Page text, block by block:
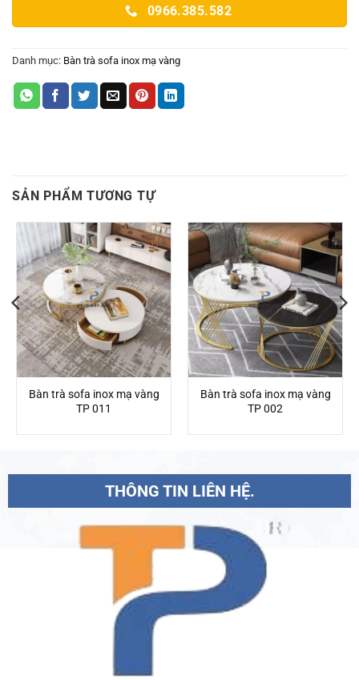
0966.385.582
Danh mục: Bàn trà sofa inox mạ vàng
SẢN PHẨM TƯƠNG TỰ
Bàn trà sofa inox mạ vàng
TP 011
Bàn trà sofa inox mạ vàng
TP 002
THÔNG TIN LIÊN HỆ.